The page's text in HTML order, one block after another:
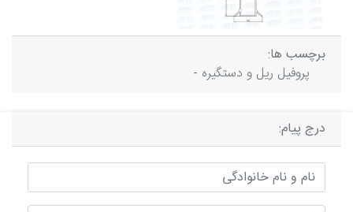
برچسب ها:
پروفیل ریل و دستگیره -
درج پیام: